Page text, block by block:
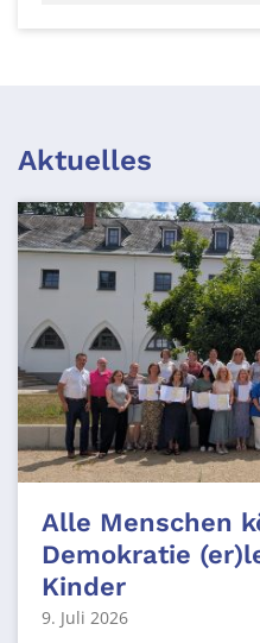
Aktuelles
Alle Menschen
Demokratie
Kinder
9. Juli 2026